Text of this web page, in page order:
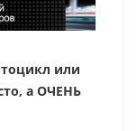
или
а ОЧЕНЬ